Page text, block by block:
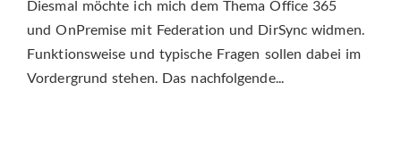
Diesmal möchte ich mich dem Thema Office 365
und OnPremise mit Federation und DirSync widmen.
Funktionsweise und typische Fragen sollen dabei im
Vordergrund stehen. Das nachfolgende...